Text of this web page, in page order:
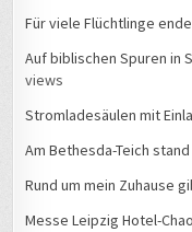
Für viele Flüchtlinge
Auf biblischen Spuren in
views
Stromladesäulen mit
Am Bethesda-Teich
Rund um mein Zuhause
Messe Leipzig Hotel-